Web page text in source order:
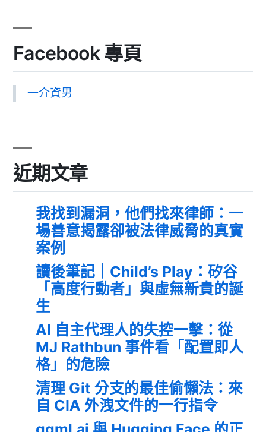
Facebook 專頁
一介資男
近期文章
我找到漏洞，他們找來律師：一
場善意揭露卻被法律威脅的真實
案例
讀後筆記｜Child’s Play：矽谷
「高度行動者」與虛無新貴的誕
生
AI 自主代理人的失控一擊：從
MJ Rathbun 事件看「配置即人
格」的危險
清理 Git 分支的最佳偷懶法：來
自 CIA 外洩文件的一行指令